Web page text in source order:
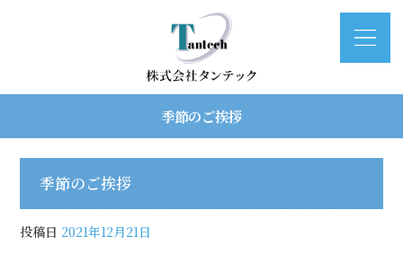
季節のご挨拶
季節のご挨拶
投稿日 2021年12月21日